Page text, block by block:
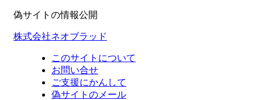
偽サイトの情報公開
株式会社ネオブラッド
このサイトについて
お問い合せ
ご支援にかんして
偽サイトのメール